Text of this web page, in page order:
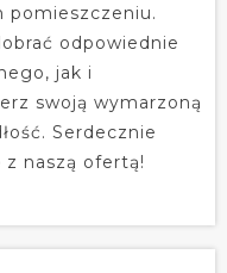
pomieszczeniu.
odpowiednie
jak i
swoją wymarzoną
Serdecznie
z naszą ofertą!